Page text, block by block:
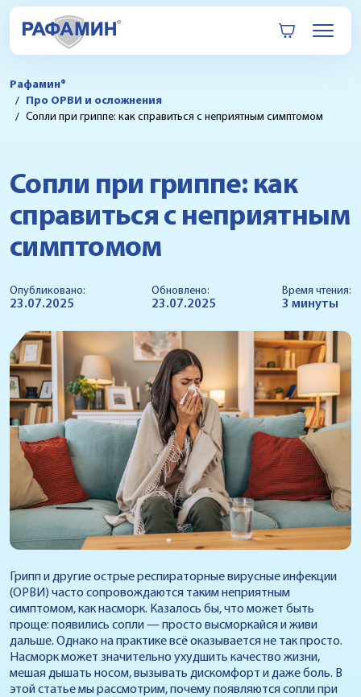
Рафамин®
Про ОРВИ и осложнения
Сопли при гриппе: как справиться с неприятным симптомом
Сопли при гриппе: как
справиться с неприятным
симптомом
Опубликовано:
23.07.2025
Обновлено:
23.07.2025
Время чтения:
3 минуты
Грипп и другие острые респираторные вирусные инфекции
(ОРВИ) часто сопровождаются таким неприятным
симптомом, как насморк. Казалось бы, что может быть
проще: появились сопли — просто высморкайся и живи
дальше. Однако на практике всё оказывается не так просто.
Насморк может значительно ухудшить качество жизни,
мешая дышать носом, вызывать дискомфорт и даже боль. В
этой статье мы рассмотрим, почему появляются сопли при